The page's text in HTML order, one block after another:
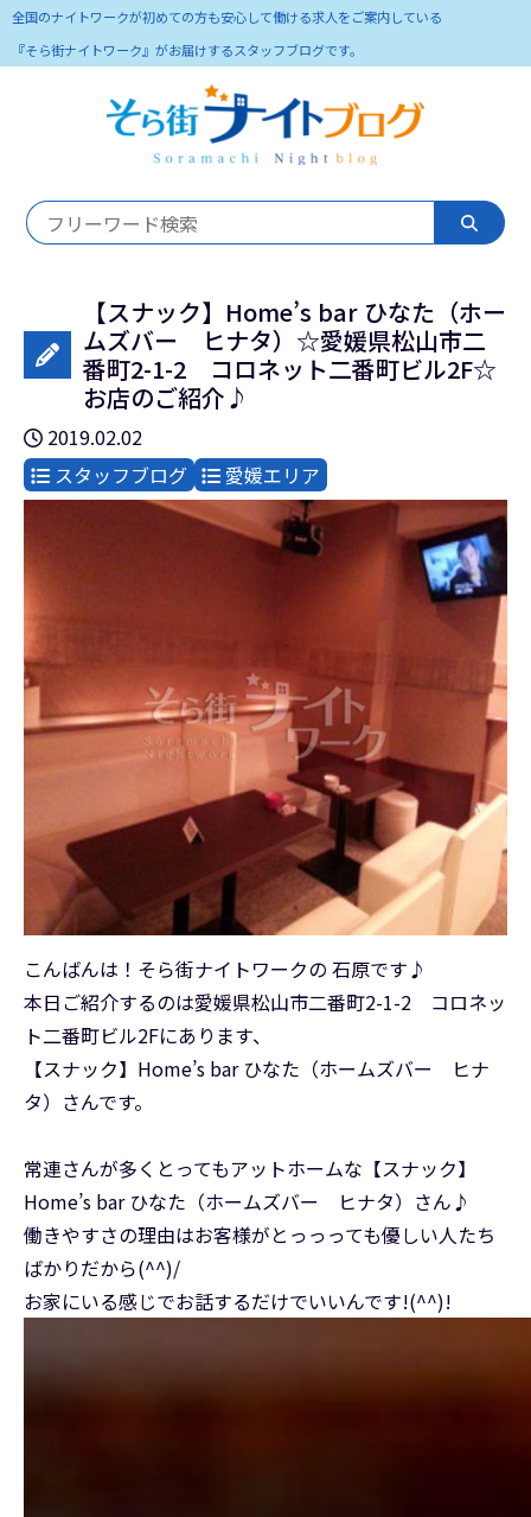
全国のナイトワークが初めての方も安心して働ける求人をご案内している
『そら街ナイトワーク』がお届けするスタッフブログです。
【スナック】Home’s bar ひなた（ホー
ムズバー ヒナタ）☆愛媛県松山市二
番町2-1-2 コロネット二番町ビル2F☆
お店のご紹介♪
2019.02.02
スタッフブログ
愛媛エリア
こんばんは！そら街ナイトワークの 石原です♪
本日ご紹介するのは愛媛県松山市二番町2-1-2 コロネッ
ト二番町ビル2Fにあります、
【スナック】Home’s bar ひなた（ホームズバー ヒナ
タ）さんです。
常連さんが多くとってもアットホームな【スナック】
Home’s bar ひなた（ホームズバー ヒナタ）さん♪
働きやすさの理由はお客様がとっっっても優しい人たち
ばかりだから(^^)/
お家にいる感じでお話するだけでいいんです!(^^)!